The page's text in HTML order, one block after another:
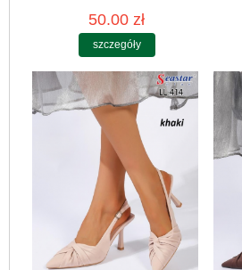
50.00 zł
szczegóły